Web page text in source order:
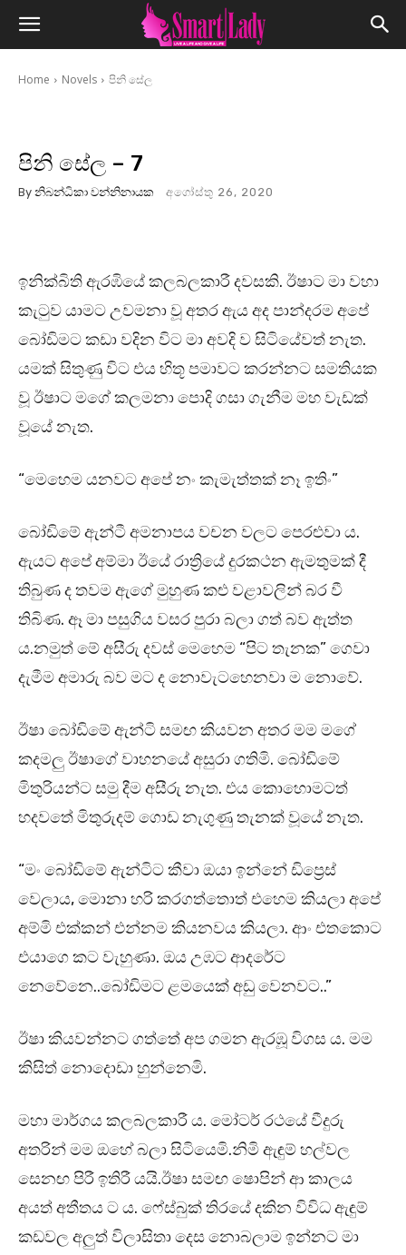
Home Novels පිනි සේල
පිනි සේල – 7
By නිබන්ධිකා වන්නිනායක අගෝස්තු 26, 2020
ඉනික්බිති ඇරඹියේ කලබලකාරී දවසකි. ඊෂාට මා වහා
කැටුව යාමට උවමනා වූ අතර ඇය අද පාන්දරම අපේ
බෝඩිමට කඩා වදින විට මා අවදි ව සිටියේවත් නැත.
යමක් සිතුණු විට එය හිතූ පමාවට කරන්නට සමතියක
වූ ඊෂාට මගේ කලමනා පොදි ගසා ගැනීම මහ වැඩක්
වූයේ නැත.
“මෙහෙම යනවට අපේ නං කැමැත්තක් නෑ ඉතිං”
බෝඩිමේ ඇන්ටී අමනාපය වචන වලට පෙරළුවා ය.
ඇයට අපේ අම්මා ඊයේ රාත්‍රියේ දුරකථන ඇමතුමක් දී
තිබුණ ද තවම ඇගේ මුහුණ කළු වළාවලින් බර වී
තිබිණ. ඈ මා පසුගිය වසර පුරා බලා ගත් බව ඇත්ත
ය.නමුත් මේ අසීරු දවස් මෙහෙම “පිට තැනක” ගෙවා
දැමීම අමාරු බව මට ද නොවැටහෙනවා ම නොවේ.
ඊෂා බෝඩිමේ ඇන්ටි සමඟ කියවන අතර මම මගේ
කදමලු ඊෂාගේ වාහනයේ අසුරා ගතිමි. බෝඩිමේ
මිතුරියන්ට සමු දීම අසීරු නැත. එය කොහොමටත්
හදවතේ මිතුරුදම් ගොඩ නැගුණු තැනක් වූයේ නැත.
“මං බෝඩිමේ ඇන්ටිට කීවා ඔයා ඉන්නේ ඩිප්‍රෙස්
වෙලාය, මොනා හරි කරගත්තොත් එහෙම කියලා අපේ
අම්මි එක්කන් එන්නම කියනවය කියලා. ආං එතකොට
එයාගෙ කට වැහුණා. ඔය උඹට ආදරේට
නෙවේනෙ..බෝඩිමට ළමයෙක් අඩු වෙනවට..”
ඊෂා කියවන්නට ගත්තේ අප ගමන ඇරඹූ විගස ය. මම
කිසිත් නොදොඩා හුන්නෙමි.
මහා මාර්ගය කලබලකාරී ය. මෝටර් රථයේ වීදුරු
අතරින් මම ඔහේ බලා සිටියෙමි.නිමි ඇඳුම් හල්වල
සෙනඟ පිරී ඉතිරී යයි.ඊෂා සමඟ ෂොපින් ආ කාලය
අයත් අතීතය ට ය. ෆේස්බුක් තිරයේ දකින විවිධ ඇඳුම්
කඩවල අලුත් විලාසිතා දෙස නොබලාම ඉන්නට මා